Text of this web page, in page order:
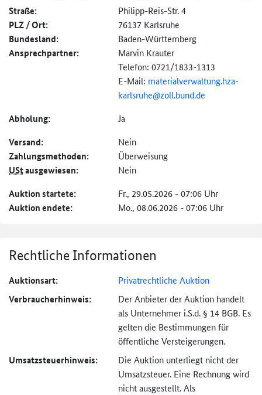
Straße: Philipp-Reis-Str. 4
PLZ / Ort: 76137 Karlsruhe
Bundesland: Baden-Württemberg
Ansprechpartner:
Marvin Krauter
Telefon: 0721/1833-1313
E-Mail: materialverwaltung.hza-
karlsruhe@zoll.bund.de
Abholung: Ja
Versand: Nein
Zahlungs­methoden: Überweisung
UStausgewiesen: Nein
Auktion startete: Fr., 29.05.2026 - 07:06 Uhr
Auktion endete: Mo., 08.06.2026 - 07:06 Uhr
Rechtliche Informationen
Auktionsart: Privatrechtliche Auktion
Verbraucher­hinweis:
Der Anbieter der Auktion handelt
als Unternehmer i.S.d. § 14 BGB. Es
gelten die Bestimmungen für
öffentliche Versteigerungen.
Umsatzsteuer­hinweis:
Die Auktion unterliegt nicht der
Umsatzsteuer. Eine Rechnung wird
nicht ausgestellt. Als